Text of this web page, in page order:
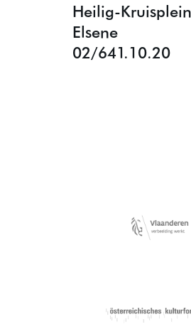
Heilig-
Elsene
02/641.10.20